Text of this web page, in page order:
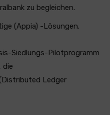
zu begleichen.
(Appia) -Lösungen.
Siedlungs-Pilotprogramm
die
Ledger